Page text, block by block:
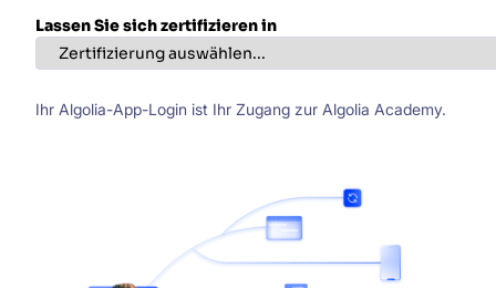
Lassen Sie sich zertifizieren in
Ihr Algolia-App-Login ist Ihr Zugang zur Algolia Academy.